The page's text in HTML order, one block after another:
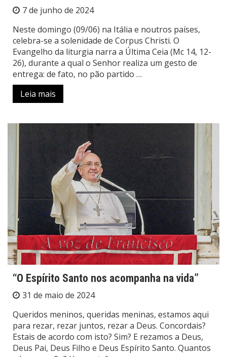
7 de junho de 2024
Neste domingo (09/06) na Itália e noutros países,
celebra-se a solenidade de Corpus Christi. O
Evangelho da liturgia narra a Última Ceia (Mc 14, 12-
26), durante a qual o Senhor realiza um gesto de
entrega: de fato, no pão partido …
Leia mais
“O Espírito Santo nos acompanha na vida”
31 de maio de 2024
Queridos meninos, queridas meninas, estamos aqui
para rezar, rezar juntos, rezar a Deus. Concordais?
Estais de acordo com isto? Sim? E rezamos a Deus,
Deus Pai, Deus Filho e Deus Espírito Santo. Quantos